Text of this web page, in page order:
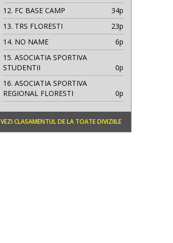
12. FC BASE CAMP
34p
13. TRS FLORESTI
23p
14. NO NAME
6p
15. ASOCIATIA SPORTIVA
STUDENTII
0p
16. ASOCIATIA SPORTIVA
REGIONAL FLORESTI
0p
VEZI CLASAMENTUL DE LA TOATE DIVIZIILE